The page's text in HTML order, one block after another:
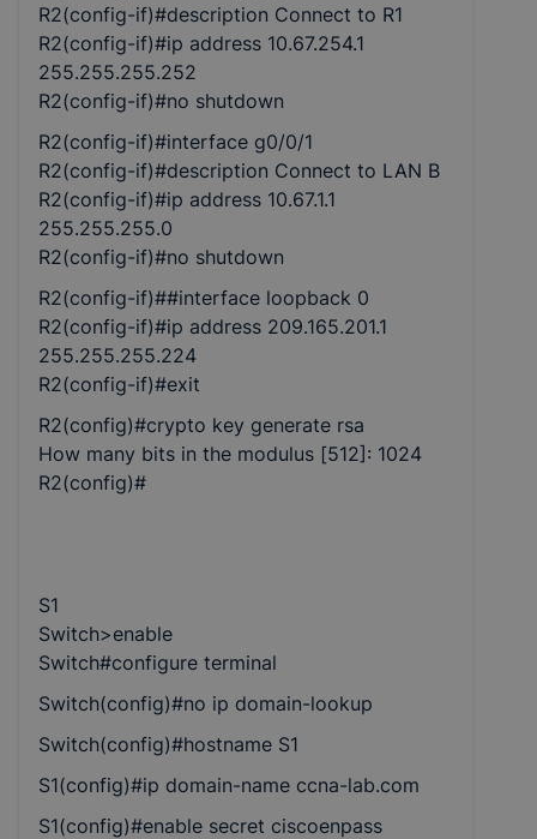
R2(config-if)#description Connect to R1
R2(config-if)#ip address 10.67.254.1
255.255.255.252
R2(config-if)#no shutdown
R2(config-if)#interface g0/0/1
R2(config-if)#description Connect to LAN B
R2(config-if)#ip address 10.67.1.1
255.255.255.0
R2(config-if)#no shutdown
R2(config-if)##interface loopback 0
R2(config-if)#ip address 209.165.201.1
255.255.255.224
R2(config-if)#exit
R2(config)#crypto key generate rsa
How many bits in the modulus [512]: 1024
R2(config)#
S1
Switch>enable
Switch#configure terminal
Switch(config)#no ip domain-lookup
Switch(config)#hostname S1
S1(config)#ip domain-name ccna-lab.com
S1(config)#enable secret ciscoenpass